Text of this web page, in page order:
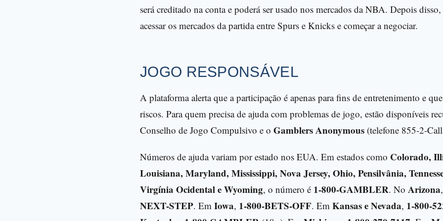
será creditado na conta e poderá ser usado nos mercados da NBA. Depois
acessar os mercados da partida entre Spurs e Knicks e começar a negociar.
JOGO RESPONSÁVEL
A plataforma alerta que a participação é apenas para fins de entretenimento e
riscos. Para quem precisa de ajuda com problemas de jogo, estão disponíveis
Conselho de Jogo Compulsivo e o Gamblers Anonymous (telefone 855-2-
Números de ajuda variam por estado nos EUA. Em estados como Colorado,
Louisiana, Maryland, Mississippi, Nova Jersey, Ohio, Pensilvânia,
Virgínia Ocidental e Wyoming, o número é 1-800-GAMBLER. No Arizona
NEXT-STEP. Em Iowa, 1-800-BETS-OFF. Em Kansas e Nevada, 1-800-